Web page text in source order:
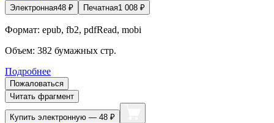
Электронная48 ₽ Печатная1 008 ₽
Формат: epub, fb2, pdfRead, mobi
Объем: 382 бумажных стр.
Подробнее
Пожаловаться
Читать фрагмент
Купить электронную — 48 ₽